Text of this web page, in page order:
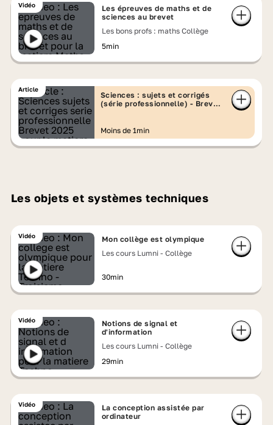
plusieurs exercices d’une durée totale de
30 minutes. Dans ce dossier, tu as des
vidéos et des quiz pour t'entraîner.
Vidéo
Les épreuves de maths et de
sciences au brevet
Les bons profs : maths Collège
5min
Article
Sciences : sujets et corrigés
(série professionnelle) - Brevet
Moins de 1min
Les objets et systèmes techniques
Vidéo
Mon collège est olympique
Les cours Lumni - Collège
30min
Vidéo
Notions de signal et
d'information
Les cours Lumni - Collège
29min
Vidéo
La conception assistée par
ordinateur